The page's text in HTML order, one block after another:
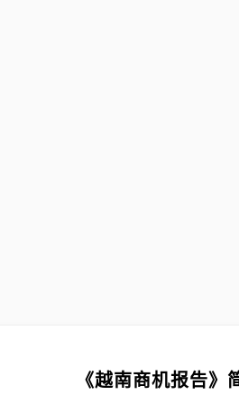
《越南商机报告》